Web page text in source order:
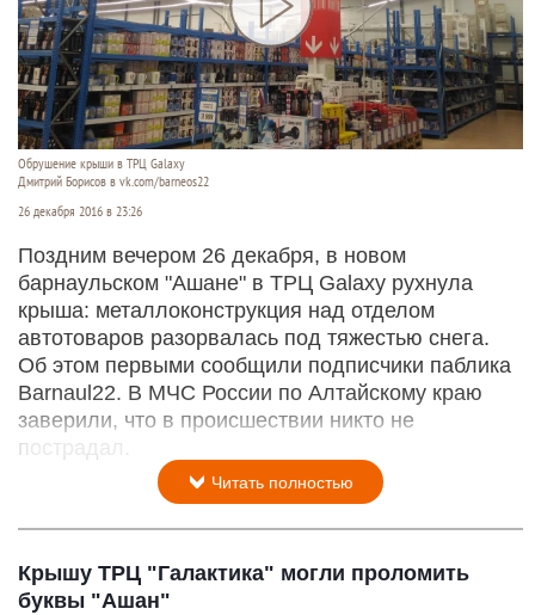
Обрушение крыши в ТРЦ Galaxy
Дмитрий Борисов в vk.com/barneos22
26 декабря 2016 в 23:26
Поздним вечером 26 декабря, в новом
барнаульском "Ашане" в ТРЦ Galaxy рухнула
крыша: металлоконструкция над отделом
автотоваров разорвалась под тяжестью снега.
Об этом первыми сообщили подписчики паблика
Barnaul22. В МЧС России по Алтайскому краю
заверили, что в происшествии никто не
пострадал.
Читать полностью
Крышу ТРЦ "Галактика" могли проломить
буквы "Ашан"